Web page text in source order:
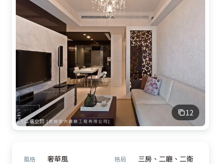
12
風格 奢華風 格局 三房、二廳、二衛